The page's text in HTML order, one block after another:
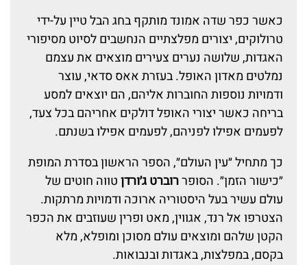
כאשר כפר שדה אמונד מותקף בחג הבל טיין על-ידי
טרולוקים, יצורים מפלצתיים הנחשבים לסיוט מסיפורי
האגדות, שלושה נערים צעירים מוצאים את עצמם
נמלטים מאדון האופל. בעזרת אאס סדאי, עוצר
ודמויות נוספות החוברות אליהם, הם יוצאים למסע
בריחה כאשר יצורי האופל דולקים אחריהם בכל צעד,
לפעמים אפילו לפניהם, לפעמים אפילו בשנתם.
כך מתחיל ״עין העולם״, הספר הראשון בסדרת המופת
״כישור הזמן״. הסופררוברט ג׳ורדןטווה חוטים של
עולם עשיר בעל היסטוריה ארוכה ודמויות מרתקות.
הצטרפו אל רנד, אגווין, מאט ופרין שעוזבים את הכפר
הקטן שלהם ומוצאים עולם מסוכן ומופלא, מלא
בקסם, במפלצות, באגדות ובנבואות.